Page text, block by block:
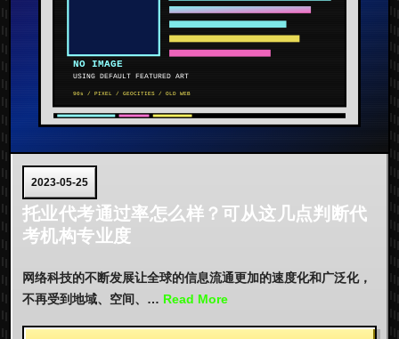
2023-05-25
托业代考通过率怎么样？可从这几点判断代
考机构专业度
网络科技的不断发展让全球的信息流通更加的速度化和广泛化，
不再受到地域、空间、… Read More